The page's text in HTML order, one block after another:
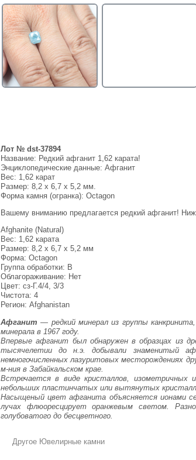
Лот № dst-37894
Название: Редкий афганит 1,62 карата!
Энциклопедические данные: Афганит
Вес: 1,62 карат
Размер: 8,2 x 6,7 x 5,2 мм.
Форма камня (огранка): Octagon
Вашему вниманию предлагается редкий афганит!
Afghanite (Natural)
Вес: 1,62 карата
Размер: 8,2 х 6,7 х 5,2 мм
Форма: Octagon
Группа обработки: В
Облагораживание: Нет
Цвет: сз-Г.4/4, 3/3
Чистота: 4
Регион: Afghanistan
Афганит— редкий минерал из группы
минерала в 1967 году.
Впервые афганит был обнаружен в образцах из
тысячелетии до н.э. добывали знаменитый
немногочисленных лазуритовых месторождениях
м-ния в Забайкальском крае.
Встречается в виде кристаллов, изометричных
небольших пластинчатых или вытянутых
Насыщеный цвет афганита объясняется ионами
лучах флюоресцирует оранжевым светом.
голубоватого до бесцветного.
Другое Ювелирные камни